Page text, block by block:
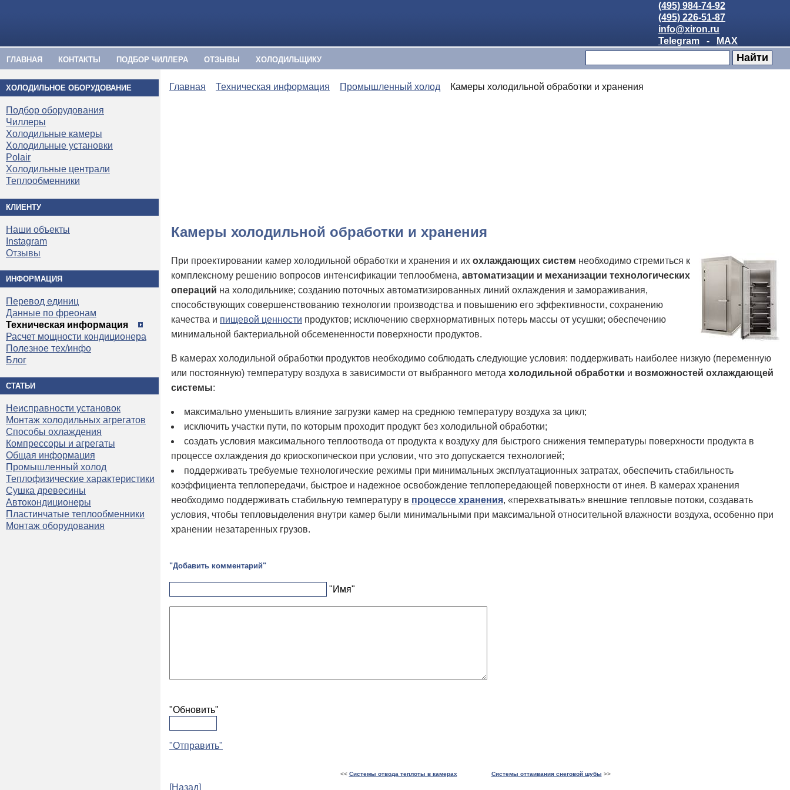
(495) 984-74-92
(495) 226-51-87
info@xiron.ru
Telegram
- MAX
ГЛАВНАЯ КОНТАКТЫ ПОДБОР ЧИЛЛЕРА ОТЗЫВЫ ХОЛОДИЛЬЩИКУ
ХОЛОДИЛЬНОЕ ОБОРУДОВАНИЕ
Подбор оборудования
Чиллеры
Холодильные камеры
Холодильные установки
Polair
Холодильные централи
Теплообменники
КЛИЕНТУ
Наши объекты
Instagram
Отзывы
ИНФОРМАЦИЯ
Перевод единиц
Данные по фреонам
Техническая информация
Расчет мощности кондиционера
Полезное тех/инфо
Блог
СТАТЬИ
Неисправности установок
Монтаж холодильных агрегатов
Способы охлаждения
Компрессоры и агрегаты
Общая информация
Промышленный холод
Теплофизические характеристики
Сушка древесины
Автокондиционеры
Пластинчатые теплообменники
Монтаж оборудования
Главная Техническая информация Промышленный холод Камеры холодильной обработки и хранения
Камеры холодильной обработки и хранения
При проектировании камер холодильной обработки и хранения и их охлаждающих систем необходимо стремиться к
комплексному решению вопросов интенсификации теплообмена, автоматизации и механизации технологических
операций на холодильнике; созданию поточных автоматизированных линий охлаждения и замораживания,
способствующих совершенствованию технологии производства и повышению его эффективности, сохранению
качества и пищевой ценности продуктов; исключению сверхнормативных потерь массы от усушки; обеспечению
минимальной бактериальной обсемененности поверхности продуктов.
В камерах холодильной обработки продуктов необходимо соблюдать следующие условия: поддерживать наиболее низкую (переменную
или постоянную) температуру воздуха в зависимости от выбранного метода холодильной обработки и возможностей охлаждающей
системы:
максимально уменьшить влияние загрузки камер на среднюю температуру воздуха за цикл;
исключить участки пути, по которым проходит продукт без холодильной обработки;
создать условия максимального теплоотвода от продукта к воздуху для быстрого снижения температуры поверхности продукта в
процессе охлаждения до криоскопическои при условии, что это допускается технологией;
поддерживать требуемые технологические режимы при минимальных эксплуатационных затратах, обеспечить стабильность
коэффициента теплопередачи, быстрое и надежное освобождение теплопередающей поверхности от инея. В камерах хранения
необходимо поддерживать стабильную температуру в процессе хранения, «перехватывать» внешние тепловые потоки, создавать
условия, чтобы тепловыделения внутри камер были минимальными при максимальной относительной влажности воздуха, особенно при
хранении незатаренных грузов.
"Добавить комментарий"
"Имя"
"Обновить"
"Отправить"
<< Системы отвода теплоты в камерах Системы оттаивания снеговой шубы >>
[Назад]